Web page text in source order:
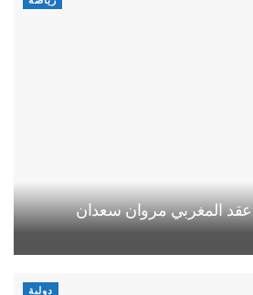
عقد المغربي مروان سعدان
دولية